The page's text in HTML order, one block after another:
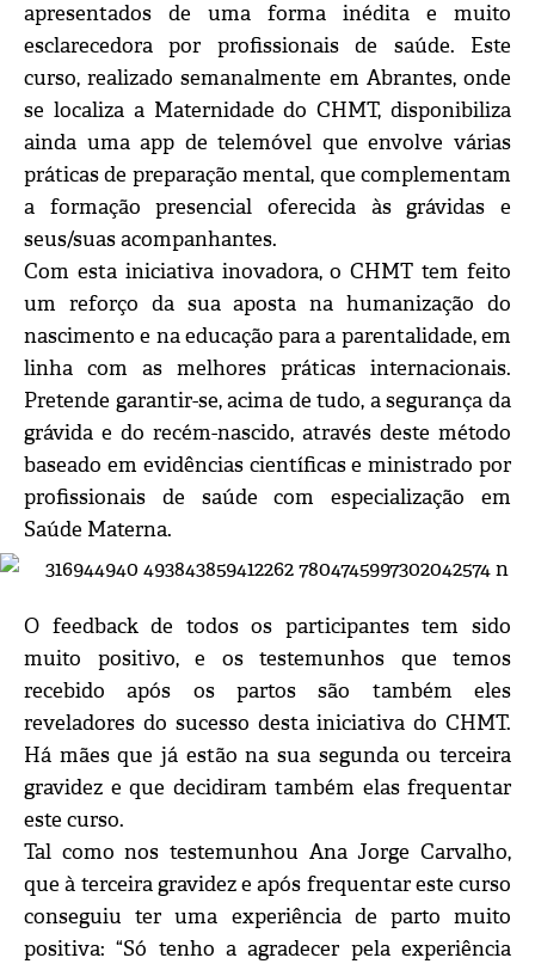
apresentados de uma forma inédita e muito
esclarecedora por profissionais de saúde. Este
curso, realizado semanalmente em Abrantes, onde
se localiza a Maternidade do CHMT, disponibiliza
ainda uma app de telemóvel que envolve várias
práticas de preparação mental, que complementam
a formação presencial oferecida às grávidas e
seus/suas acompanhantes.
Com esta iniciativa inovadora, o CHMT tem feito
um reforço da sua aposta na humanização do
nascimento e na educação para a parentalidade, em
linha com as melhores práticas internacionais.
Pretende garantir-se, acima de tudo, a segurança da
grávida e do recém-nascido, através deste método
baseado em evidências científicas e ministrado por
profissionais de saúde com especialização em
Saúde Materna.
O feedback de todos os participantes tem sido
muito positivo, e os testemunhos que temos
recebido após os partos são também eles
reveladores do sucesso desta iniciativa do CHMT.
Há mães que já estão na sua segunda ou terceira
gravidez e que decidiram também elas frequentar
este curso.
Tal como nos testemunhou Ana Jorge Carvalho,
que à terceira gravidez e após frequentar este curso
conseguiu ter uma experiência de parto muito
positiva: “Só tenho a agradecer pela experiência